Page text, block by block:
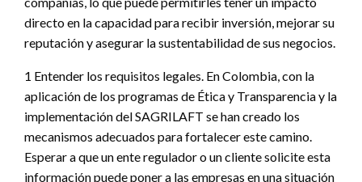
directo en la capacidad para recibir inversión, mejorar su
reputación y asegurar la sustentabilidad de sus negocios.
1 Entender los requisitos legales. En Colombia, con la
aplicación de los programas de Ética y Transparencia y la
implementación del SAGRILAFT se han creado los
mecanismos adecuados para fortalecer este camino.
Esperar a que un ente regulador o un cliente solicite esta
información puede poner a las empresas en una situación